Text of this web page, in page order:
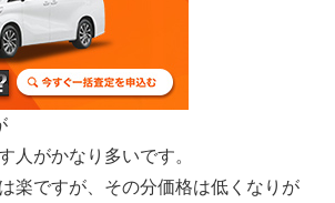
人がかなり多いです。
楽ですが、その分価格は低くなりが